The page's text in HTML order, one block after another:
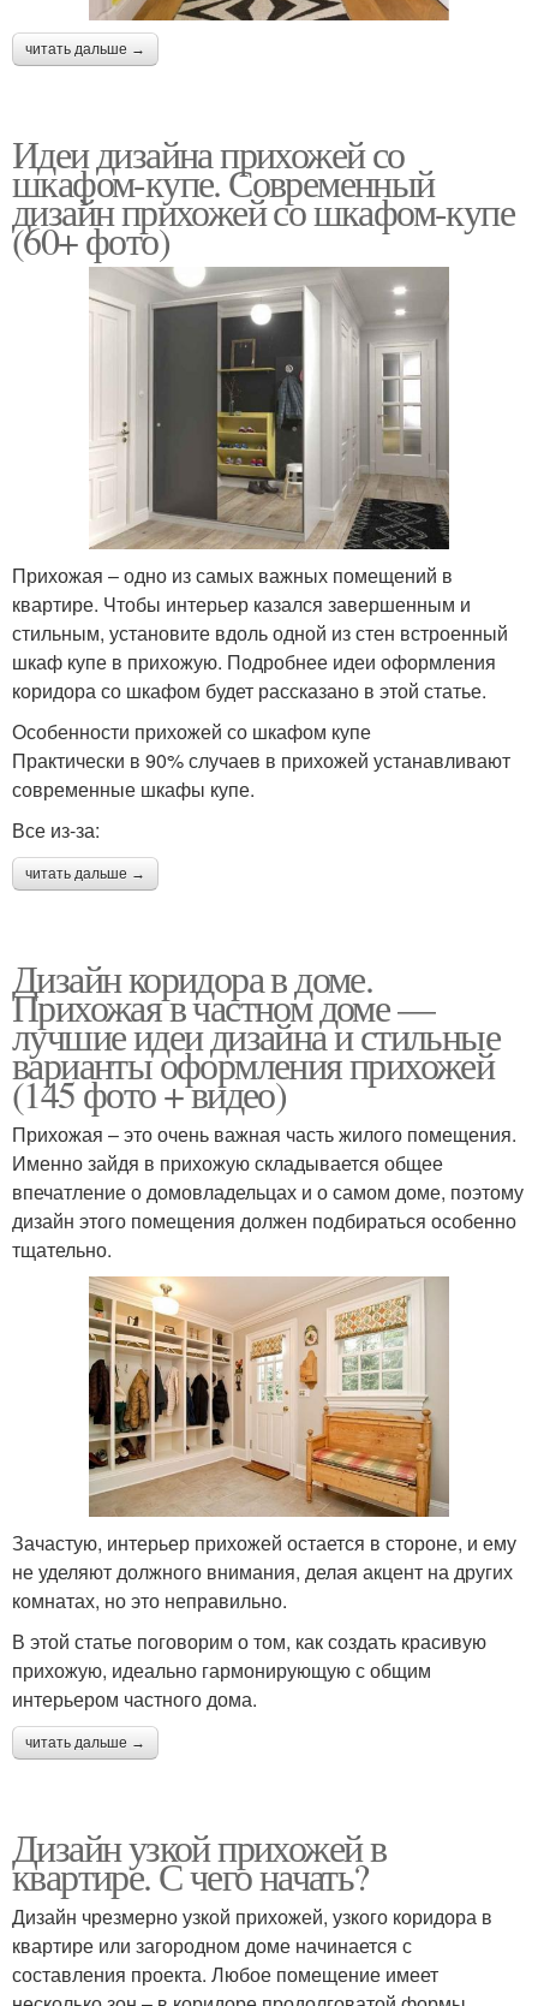
читать дальше →
Идеи дизайна прихожей со
шкафом-купе. Современный
дизайн прихожей со шкафом-купе
(60+ фото)
Прихожая – одно из самых важных помещений в
квартире. Чтобы интерьер казался завершенным и
стильным, установите вдоль одной из стен встроенный
шкаф купе в прихожую. Подробнее идеи оформления
коридора со шкафом будет рассказано в этой статье.
Особенности прихожей со шкафом купе
Практически в 90% случаев в прихожей устанавливают
современные шкафы купе.
Все из-за:
читать дальше →
Дизайн коридора в доме.
Прихожая в частном доме —
лучшие идеи дизайна и стильные
варианты оформления прихожей
(145 фото + видео)
Прихожая – это очень важная часть жилого помещения.
Именно зайдя в прихожую складывается общее
впечатление о домовладельцах и о самом доме, поэтому
дизайн этого помещения должен подбираться особенно
тщательно.
Зачастую, интерьер прихожей остается в стороне, и ему
не уделяют должного внимания, делая акцент на других
комнатах, но это неправильно.
В этой статье поговорим о том, как создать красивую
прихожую, идеально гармонирующую с общим
интерьером частного дома.
читать дальше →
Дизайн узкой прихожей в
квартире. С чего начать?
Дизайн чрезмерно узкой прихожей, узкого коридора в
квартире или загородном доме начинается с
составления проекта. Любое помещение имеет